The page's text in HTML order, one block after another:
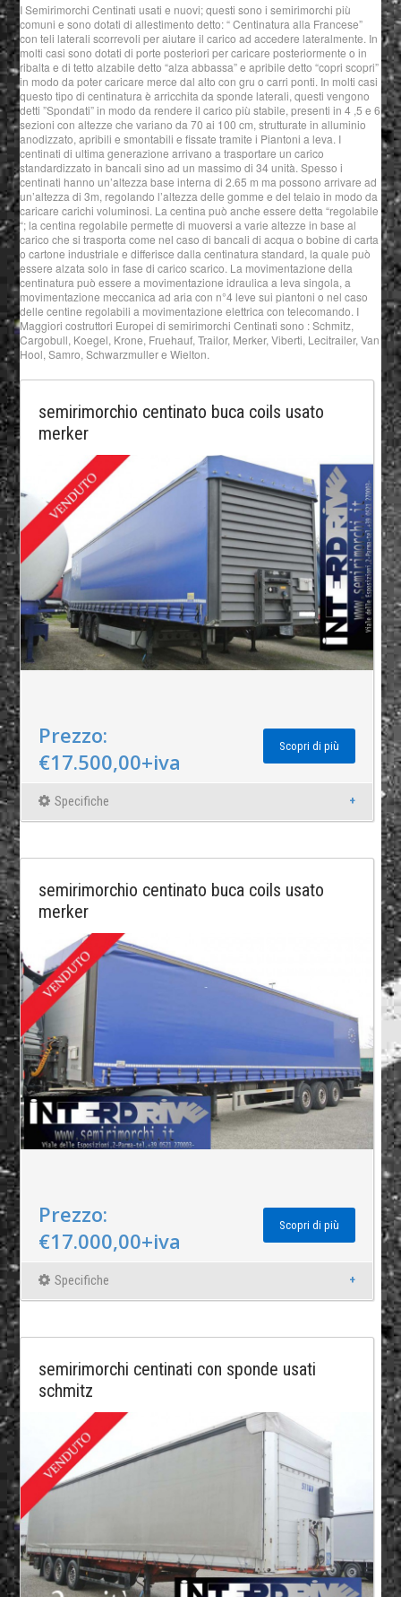
I Semirimorchi Centinati usati e nuovi; questi sono i semirimorchi più
comuni e sono dotati di allestimento detto: “ Centinatura alla Francese”
con teli laterali scorrevoli per aiutare il carico ad accedere lateralmente. In
molti casi sono dotati di porte posteriori per caricare posteriormente o in
ribalta e di tetto alzabile detto “alza abbassa” e apribile detto “copri scopri”
in modo da poter caricare merce dal alto con gru o carri ponti. In molti casi
questo tipo di centinatura è arricchita da sponde laterali, questi vengono
detti ”Spondati” in modo da rendere il carico più stabile, presenti in 4 ,5 e 6
sezioni con altezze che variano da 70 ai 100 cm, strutturate in alluminio
anodizzato, apribili e smontabili e fissate tramite i Piantoni a leva. I
centinati di ultima generazione arrivano a trasportare un carico
standardizzato in bancali sino ad un massimo di 34 unità. Spesso i
centinati hanno un’altezza base interna di 2.65 m ma possono arrivare ad
un’altezza di 3m, regolando l’altezza delle gomme e del telaio in modo da
caricare carichi voluminosi. La centina può anche essere detta “regolabile
“; la centina regolabile permette di muoversi a varie altezze in base al
carico che si trasporta come nel caso di bancali di acqua o bobine di carta
o cartone industriale e differisce dalla centinatura standard, la quale può
essere alzata solo in fase di carico scarico. La movimentazione della
centinatura può essere a movimentazione idraulica a leva singola, a
movimentazione meccanica ad aria con n°4 leve sui piantoni o nel caso
delle centine regolabili a movimentazione elettrica con telecomando. I
Maggiori costruttori Europei di semirimorchi Centinati sono : Schmitz,
Cargobull, Koegel, Krone, Fruehauf, Trailor, Merker, Viberti, Lecitrailer, Van
Hool, Samro, Schwarzmuller e Wielton.
semirimorchio centinato buca coils usato
merker
Prezzo:
€17.500,00+iva
Scopri di più
Specifiche
semirimorchio centinato buca coils usato
merker
Prezzo:
€17.000,00+iva
Scopri di più
Specifiche
semirimorchi centinati con sponde usati
schmitz